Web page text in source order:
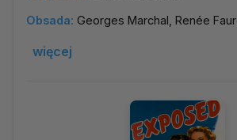
Obsada: Georges Marchal, Renée
więcej